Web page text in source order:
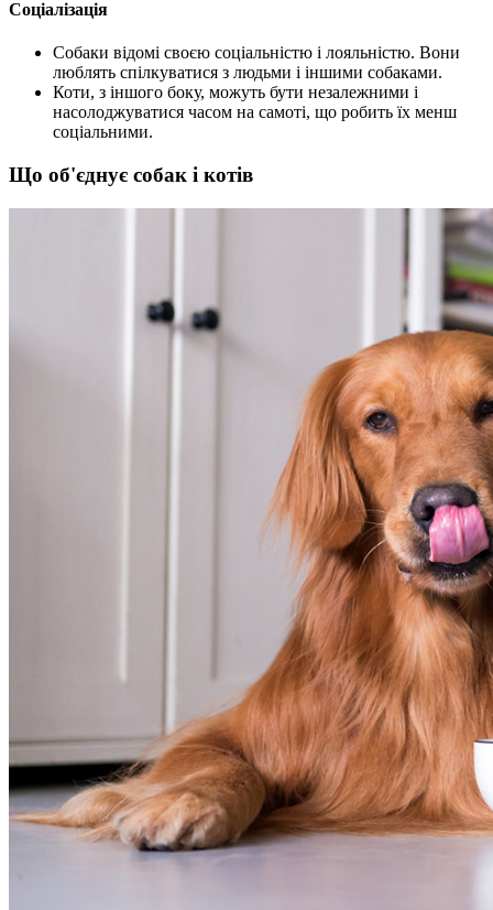
Соціалізація
Собаки відомі своєю соціальністю і лояльністю. Вони
люблять спілкуватися з людьми і іншими собаками.
Коти, з іншого боку, можуть бути незалежними і
насолоджуватися часом на самоті, що робить їх менш
соціальними.
Що об'єднує собак і котів